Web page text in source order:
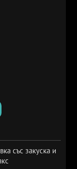
със закуска и